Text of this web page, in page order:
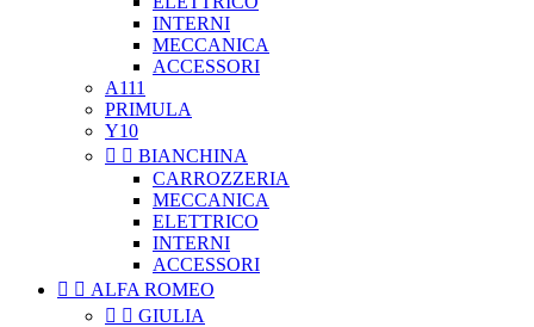
INTERNI
MECCANICA
ACCESSORI
A111
PRIMULA
Y10
  BIANCHINA
CARROZZERIA
MECCANICA
ELETTRICO
INTERNI
ACCESSORI
  ALFA ROMEO
  GIULIA